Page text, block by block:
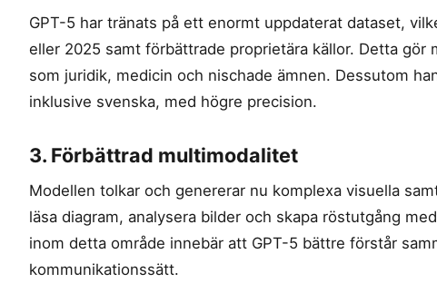
GPT-5 har tränats på ett enormt uppdaterat dataset,
eller 2025 samt förbättrade proprietära källor. Detta gör
som juridik, medicin och nischade ämnen. Dessutom
inklusive svenska, med högre precision.
3. Förbättrad multimodalitet
Modellen tolkar och genererar nu komplexa visuella
läsa diagram, analysera bilder och skapa röstutgång
inom detta område innebär att GPT-5 bättre förstår
kommunikationssätt.